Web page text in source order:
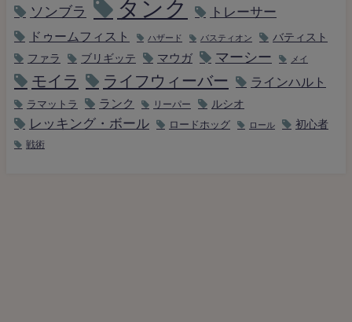
ソンブラ タンク
トレーサー
ドゥームフィスト
ハザード バスティオン
バティスト
ファラ
ブリギッテ マウガ マーシー メイ
モイラ ライフウィーバー ラインハルト
ラマットラ ランク リーパー ルシオ
レッキング・ボール ロードホッグ ロール 初心者
戦術